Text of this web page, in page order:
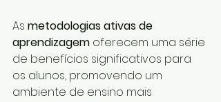
As metodologias ativas de
aprendizagem oferecem uma série
de benefícios significativos para
os alunos, promovendo um
ambiente de ensino mais